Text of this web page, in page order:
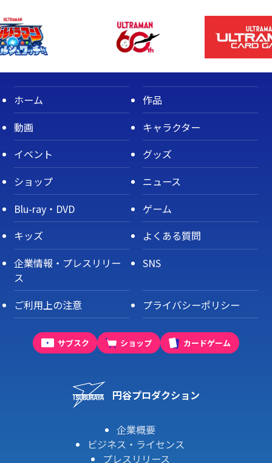
ホーム
作品
動画
キャラクター
イベント
グッズ
ショップ
ニュース
Blu-ray・DVD
ゲーム
キッズ
よくある質問
企業情報・プレスリリー
ス
SNS
ご利用上の注意 プライバシーポリシー
サブスク ショップ カードゲーム
円谷プロダクション
企業概要
ビジネス・ライセンス
プレスリリース